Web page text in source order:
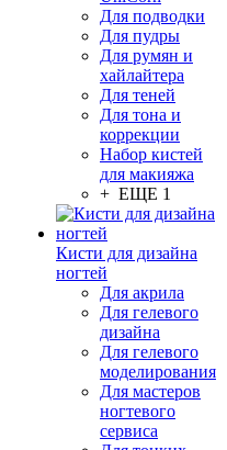
Для подводки
Для пудры
Для румян и
хайлайтера
Для теней
Для тона и
коррекции
Набор кистей
для макияжа
+ ЕЩЕ 1
Кисти для дизайна
ногтей
Для акрила
Для гелевого
дизайна
Для гелевого
моделирования
Для мастеров
ногтевого
сервиса